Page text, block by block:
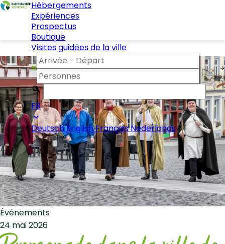
Hébergements
Expériences
Prospectus
Boutique
Visites guidées de la ville
FR
DeutschEnglishFrançaisNederlands
Événements
24 mai 2026